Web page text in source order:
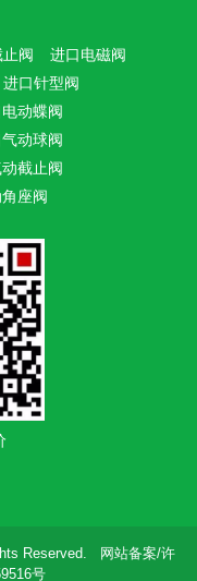
阀
进口电磁阀
进口针型阀
动蝶阀
动球阀
截止阀
座阀
Reserved. 网站备案/许
号